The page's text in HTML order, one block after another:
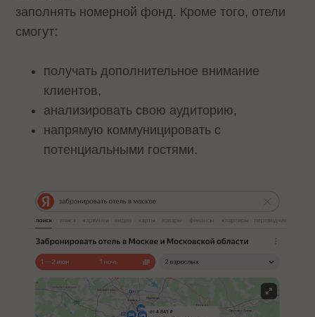
заполнять номерной фонд. Кроме того, отели
смогут:
получать дополнительное внимание
клиентов,
анализировать свою аудиторию,
напрямую коммуницировать с
потенциальными гостями.